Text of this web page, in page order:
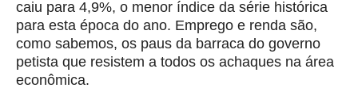
caiu para 4,9%, o menor índice da série histórica
para esta época do ano. Emprego e renda são,
como sabemos, os paus da barraca do governo
petista que resistem a todos os achaques na área
econômica.